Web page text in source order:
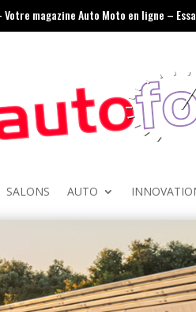
– Votre magazine Auto Moto en ligne –
SALONS AUTO